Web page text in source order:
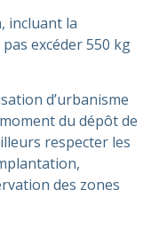
incluant la
excéder 550 kg
d’urbanisme
du dépôt de
respecter les
des zones